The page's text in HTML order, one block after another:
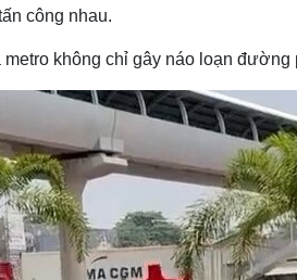
đình
Sân khấu - Điện ảnh
Văn học
Âm nhạc
công nhau.
không chỉ gây náo loạn đường